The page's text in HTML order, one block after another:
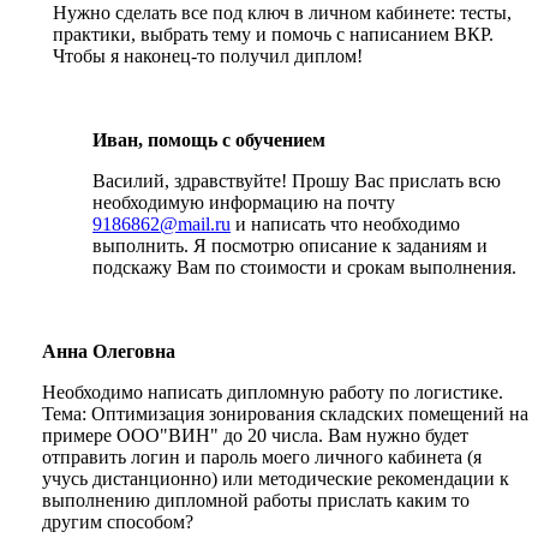
Нужно сделать все под ключ в личном кабинете: тесты,
практики, выбрать тему и помочь с написанием ВКР.
Чтобы я наконец-то получил диплом!
Иван, помощь с обучением
Василий, здравствуйте! Прошу Вас прислать всю
необходимую информацию на почту
9186862@mail.ru и написать что необходимо
выполнить. Я посмотрю описание к заданиям и
подскажу Вам по стоимости и срокам выполнения.
Анна Олеговна
Необходимо написать дипломную работу по логистике.
Тема: Оптимизация зонирования складских помещений на
примере ООО"ВИН" до 20 числа. Вам нужно будет
отправить логин и пароль моего личного кабинета (я
учусь дистанционно) или методические рекомендации к
выполнению дипломной работы прислать каким то
другим способом?